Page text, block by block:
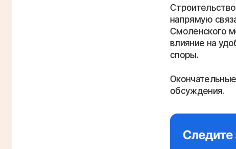
напрямую
Смоленского
влияние на
споры.
обсуждения.